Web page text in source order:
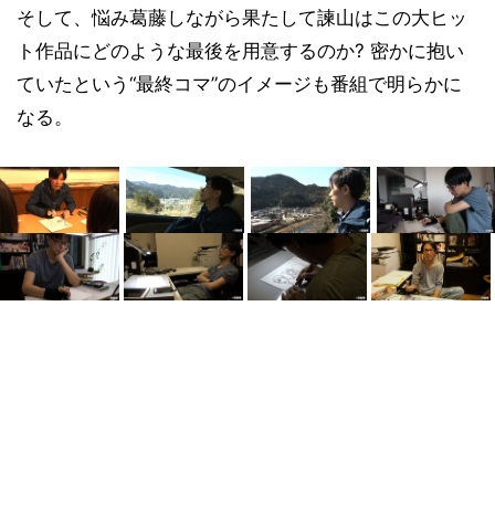
そして、悩み葛藤しながら果たして諫山はこの大ヒッ
ト作品にどのような最後を用意するのか? 密かに抱い
ていたという“最終コマ”のイメージも番組で明らかに
なる。